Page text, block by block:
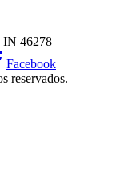
IN 46278
Facebook
reservados.